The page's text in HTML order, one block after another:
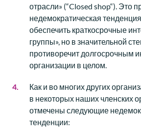
отрасли» (“Closed shop“). Это
недемократическая
обеспечить краткосрочные
группы», но в значительной
противоречит долгосрочным
организации в целом.
Как и во многих других
в некоторых наших членских
отмечены следующие
тенденции: